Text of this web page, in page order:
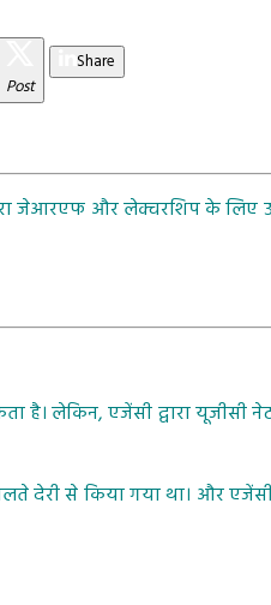
Post
Share
जेआरएफ और लेक्चरशिप के लिए
लेकिन, एजेंसी द्वारा यूजीसी
देरी से किया गया था। और